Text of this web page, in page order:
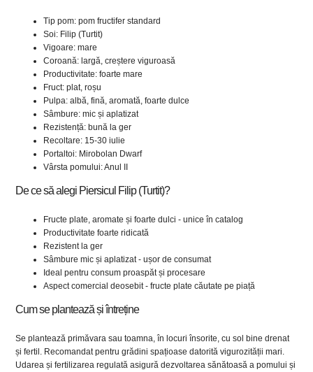
Tip pom: pom fructifer standard
Soi: Filip (Turtit)
Vigoare: mare
Coroană: largă, creștere viguroasă
Productivitate: foarte mare
Fruct: plat, roșu
Pulpa: albă, fină, aromată, foarte dulce
Sâmbure: mic și aplatizat
Rezistență: bună la ger
Recoltare: 15-30 iulie
Portaltoi: Mirobolan Dwarf
Vârsta pomului: Anul II
De ce să alegi Piersicul Filip (Turtit)?
Fructe plate, aromate și foarte dulci - unice în catalog
Productivitate foarte ridicată
Rezistent la ger
Sâmbure mic și aplatizat - ușor de consumat
Ideal pentru consum proaspăt și procesare
Aspect comercial deosebit - fructe plate căutate pe piață
Cum se plantează și întreține
Se plantează primăvara sau toamna, în locuri însorite, cu sol bine drenat
și fertil. Recomandat pentru grădini spațioase datorită vigurozității mari.
Udarea și fertilizarea regulată asigură dezvoltarea sănătoasă a pomului și